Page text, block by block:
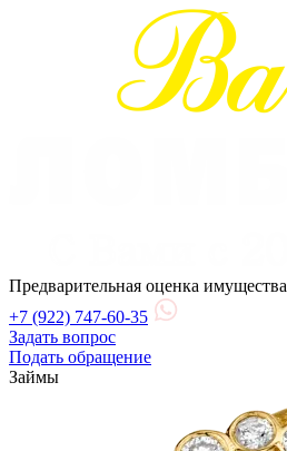
Предварительная оценка имущества
+7 (922) 747-60-35
Задать вопрос
Подать обращение
Займы